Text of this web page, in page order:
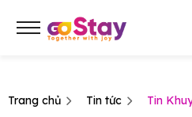
Trang chủ Tin tức Tin